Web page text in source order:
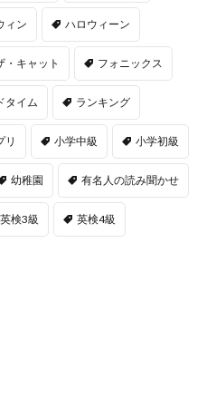
ィン ハロウィーン
・キャット フォニックス
タイム ランキング
リ 小学中級 小学初級
幼稚園 有名人の読み聞かせ
英検3級 英検4級